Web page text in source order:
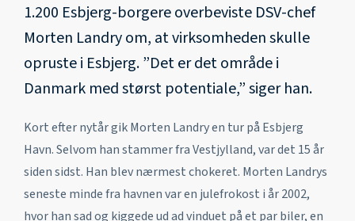
1.200 Esbjerg-borgere overbeviste DSV-chef
Morten Landry om, at virksomheden skulle
opruste i Esbjerg. ”Det er det område i
Danmark med størst potentiale,” siger han.
Kort efter nytår gik Morten Landry en tur på Esbjerg
Havn. Selvom han stammer fra Vestjylland, var det 15 år
siden sidst. Han blev nærmest chokeret. Morten Landrys
seneste minde fra havnen var en julefrokost i år 2002,
hvor han sad og kiggede ud ad vinduet på et par biler, en